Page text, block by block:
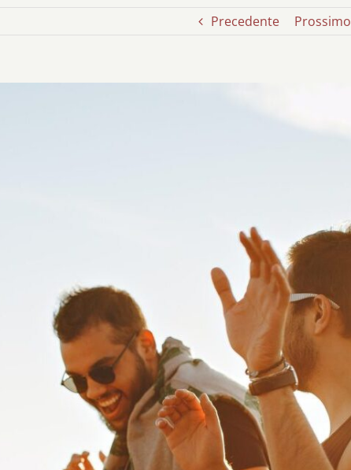
Precedente Prossimo